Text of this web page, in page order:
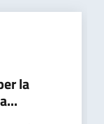
la